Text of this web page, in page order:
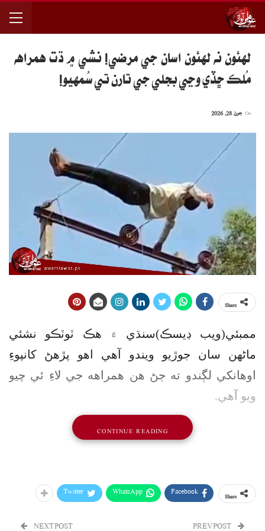
لهئون نه لهئون اسان جي مرضي! نشي ۾ ڌت همراهه
مُلڪ ڇڏي وڃي بجلي جي تارن تي سُمهيو!
ممبئي(ويب ڊيسڪ)سنڌي ۾ هڪ ٽوٽڪو نشئي
ماڻهن سان جوڙيو ويندو آهي اهو پڙهڻ کانپوءِ
اوهانکي لڳندو ته ڄڻ هن همراهه جي لاءِ ئي چيو
ويو آهي.
سنڌي ۾ چيو ويندو آهي ته چرس جا عادي نشئي
”چرسي“ چوندا آهن ته پيئون چرس، گهمئون عرش
سو هن همراهه به اهو ڪم ڪيو آ!
Facebook
WhatsApp
Twitter
NEXT POST